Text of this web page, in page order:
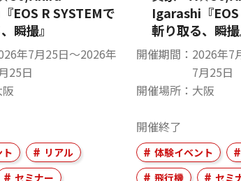
EOS R SYSTEMで
瞬撮』
年7月25日〜2026年
25日
リアル
セミナー
Igarashi『EOS
斬り取る、瞬撮
開催期間
2026年7
7月25日
開催場所
大阪
開催終了
体験イベント
飛行機
セミ